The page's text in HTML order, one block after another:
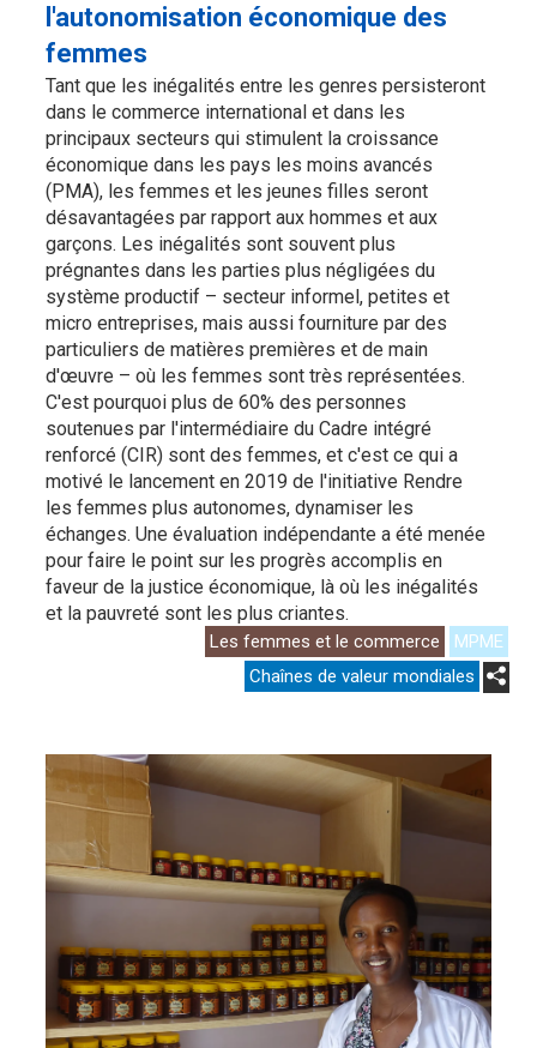
l'autonomisation économique des
femmes
Tant que les inégalités entre les genres persisteront
dans le commerce international et dans les
principaux secteurs qui stimulent la croissance
économique dans les pays les moins avancés
(PMA), les femmes et les jeunes filles seront
désavantagées par rapport aux hommes et aux
garçons. Les inégalités sont souvent plus
prégnantes dans les parties plus négligées du
système productif – secteur informel, petites et
micro entreprises, mais aussi fourniture par des
particuliers de matières premières et de main
d'œuvre – où les femmes sont très représentées.
C'est pourquoi plus de 60% des personnes
soutenues par l'intermédiaire du Cadre intégré
renforcé (CIR) sont des femmes, et c'est ce qui a
motivé le lancement en 2019 de l'initiative Rendre
les femmes plus autonomes, dynamiser les
échanges. Une évaluation indépendante a été menée
pour faire le point sur les progrès accomplis en
faveur de la justice économique, là où les inégalités
et la pauvreté sont les plus criantes.
Les femmes et le commerce
MPME
Chaînes de valeur mondiales